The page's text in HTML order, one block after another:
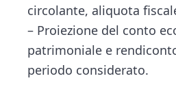
circolante, aliquota
– Proiezione del conto
patrimoniale e
periodo considerato.